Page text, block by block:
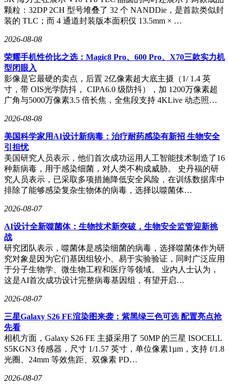
颗粒：32DP 2CH 型号堆叠了 32 个 NANDDie，是首款类似封
装的 TLC；而 4 通道封装版本面积仅 13.5mm × …
2026-08-08
荣耀手机性价比之选：Magic8 Pro、600 Pro、X70三款实力机
型闭眼入
影像是它最硬的卖点，后置 2亿像素超大底主摄（1/ 1.4 英
寸，带 OIS光学防抖， CIPA6.0 级防抖），加 1200万像素超
广角与5000万像素3.5 倍长焦，全焦段支持 4KLive 动态照…
2026-08-08
美国科学家用AI设计新病毒：治疗耐药感染有新招 生物安全
引担忧
美国研究人员表示，他们首次成功运用人工智能技术制造了16
种新病毒，用于感染细菌，对人类不构成威胁。 史丹福的研
究人员表示，已采取多项措施降低安全风险，在训练数据库中
排除了能够感染复杂生物体的病毒，选择以噬菌体…
2026-08-07
AI设计全新噬菌体：生物技术新突破，生物安全监管迎新挑
战
研究团队表示，噬菌体是感染细菌的病毒，选择噬菌体作为研
究对象是因为它们基因组较小、易于实验验证，同时广泛应用
于分子生物学、微生物工程和医疗等领域。 业内人士认为，
这是AI首次成功设计完整病毒基因组，有望开启…
2026-08-07
三星Galaxy S26 FE渲染图来袭：紫黑绿三色可选 配置亮点抢
先看
相机方面，Galaxy S26 FE 主摄采用了 50MP 的三星 ISOCELL
S5KGN3 传感器，尺寸 1/1.57 英寸，单位像素1µm，支持 f/1.8
光圈、24mm 等效焦距、双像素 PD…
2026-08-07